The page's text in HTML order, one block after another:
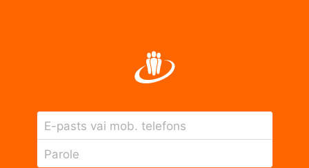
E-pasts vai mob. telefons
Parole